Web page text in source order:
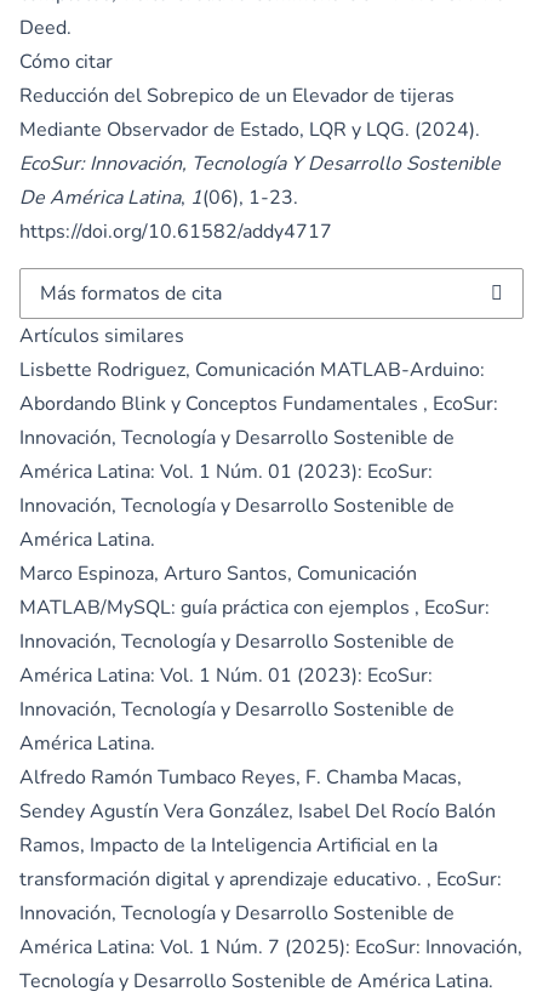
Deed.
Cómo citar
Reducción del Sobrepico de un Elevador de tijeras
Mediante Observador de Estado, LQR y LQG. (2024).
EcoSur: Innovación, Tecnología Y Desarrollo Sostenible
De América Latina, 1(06), 1-23.
https://doi.org/10.61582/addy4717
Más formatos de cita
Artículos similares
Lisbette Rodriguez, Comunicación MATLAB-Arduino:
Abordando Blink y Conceptos Fundamentales , EcoSur:
Innovación, Tecnología y Desarrollo Sostenible de
América Latina: Vol. 1 Núm. 01 (2023): EcoSur:
Innovación, Tecnología y Desarrollo Sostenible de
América Latina.
Marco Espinoza, Arturo Santos, Comunicación
MATLAB/MySQL: guía práctica con ejemplos , EcoSur:
Innovación, Tecnología y Desarrollo Sostenible de
América Latina: Vol. 1 Núm. 01 (2023): EcoSur:
Innovación, Tecnología y Desarrollo Sostenible de
América Latina.
Alfredo Ramón Tumbaco Reyes, F. Chamba Macas,
Sendey Agustín Vera González, Isabel Del Rocío Balón
Ramos, Impacto de la Inteligencia Artificial en la
transformación digital y aprendizaje educativo. , EcoSur:
Innovación, Tecnología y Desarrollo Sostenible de
América Latina: Vol. 1 Núm. 7 (2025): EcoSur: Innovación,
Tecnología y Desarrollo Sostenible de América Latina.